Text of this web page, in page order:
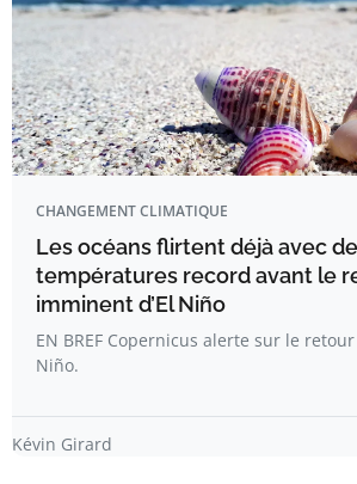
CHANGEMENT CLIMATIQUE
Les océans flirtent déjà avec
températures record avant le
imminent d’El Niño
EN BREF Copernicus alerte sur le
Niño.
Kévin Girard